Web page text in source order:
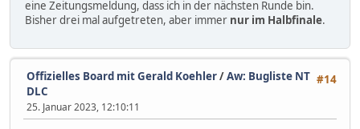
eine Zeitungsmeldung, dass ich in der nächsten Runde bin.
Bisher drei mal aufgetreten, aber immer nur im Halbfinale.
#14
Offizielles Board mit Gerald Koehler/Aw: Bugliste NT
DLC
25. Januar 2023, 12:10:11